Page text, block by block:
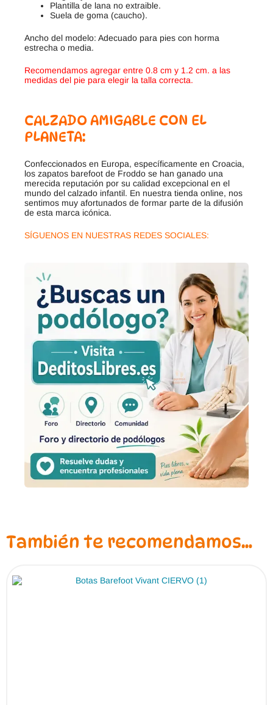
Plantilla de lana no extraible.
Suela de goma (caucho).
Ancho del modelo: Adecuado para pies con horma
estrecha o media.
Recomendamos agregar entre 0.8 cm y 1.2 cm. a las
medidas del pie para elegir la talla correcta.
CALZADO AMIGABLE CON EL
PLANETA:
Confeccionados en Europa, específicamente en Croacia,
los zapatos barefoot de Froddo se han ganado una
merecida reputación por su calidad excepcional en el
mundo del calzado infantil. En nuestra tienda online, nos
sentimos muy afortunados de formar parte de la difusión
de esta marca icónica.
SÍGUENOS EN NUESTRAS REDES SOCIALES:
También te recomendamos…